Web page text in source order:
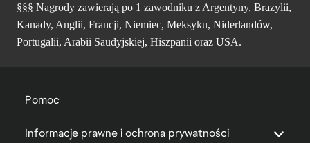
§§§ Nagrody zawierają po 1 zawodniku z Argentyny, Brazylii,
Kanady, Anglii, Francji, Niemiec, Meksyku, Niderlandów,
Portugalii, Arabii Saudyjskiej, Hiszpanii oraz USA.
Pomoc
Informacje prawne i ochrona prywatności